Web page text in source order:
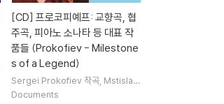
[CD] 프로코피예프: 교향곡, 협
주곡, 피아노 소나타 등 대표 작
품들 (Prokofiev - Milestone
s of a Legend)
Sergei Prokofiev 작곡 Mstislav
Rostropovich
Documents